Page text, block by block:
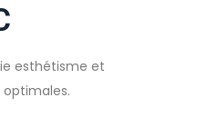
esthétisme et